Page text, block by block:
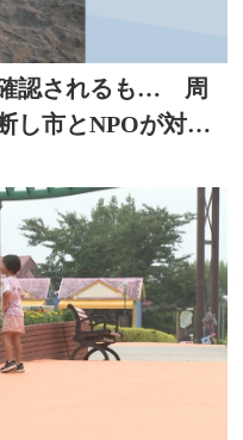
確認されるも… 周
し市とNPOが対応